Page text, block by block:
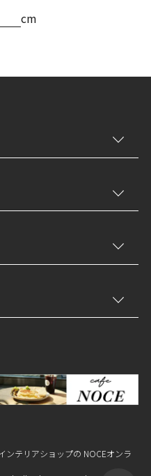
cm
ンテリアショップの NOCEオンラ